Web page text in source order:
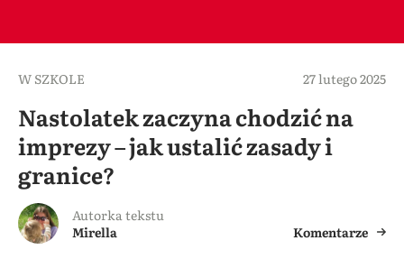
W SZKOLE 27 lutego 2025
Nastolatek zaczyna chodzić na
imprezy – jak ustalić zasady i
granice?
Autorka tekstu
Mirella
Komentarze